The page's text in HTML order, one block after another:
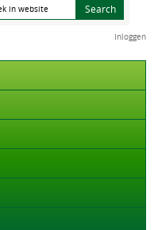
Inloggen